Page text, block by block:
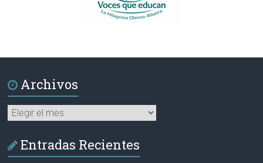
Archivos
Archivos
Entradas Recientes